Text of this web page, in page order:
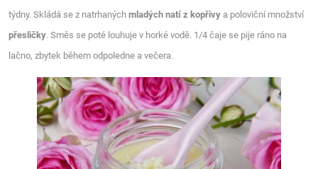
týdny. Skládá se z natrhanýchmladých natí z kopřivy a poloviční množství
přesličky. Směs se poté louhuje v horké vodě. 1/4 čaje se pije ráno na
lačno, zbytek během odpoledne a večera.